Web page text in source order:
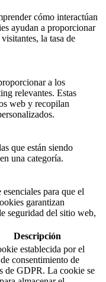
cómo interactúan
ayudan a proporcionar
la tasa de
a los
relevantes. Estas
web y recopilan
que están siendo
una categoría.
para que el
garantizan
seguridad del sitio web,
Descripción
establecida por el
consentimiento de
de GDPR. La cookie se